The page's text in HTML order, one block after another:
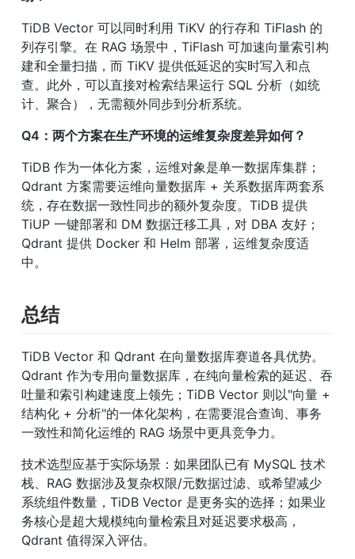
TiDB Vector 可以同时利用 TiKV 的行存和 TiFlash 的
列存引擎。在 RAG 场景中，TiFlash 可加速向量索引构
建和全量扫描，而 TiKV 提供低延迟的实时写入和点
查。此外，可以直接对检索结果运行 SQL 分析（如统
计、聚合），无需额外同步到分析系统。
Q4：两个方案在生产环境的运维复杂度差异如何？
TiDB 作为一体化方案，运维对象是单一数据库集群；
Qdrant 方案需要运维向量数据库 + 关系数据库两套系
统，存在数据一致性同步的额外复杂度。TiDB 提供
TiUP 一键部署和 DM 数据迁移工具，对 DBA 友好；
Qdrant 提供 Docker 和 Helm 部署，运维复杂度适
中。
总结
TiDB Vector 和 Qdrant 在向量数据库赛道各具优势。
Qdrant 作为专用向量数据库，在纯向量检索的延迟、吞
吐量和索引构建速度上领先；TiDB Vector 则以"向量 +
结构化 + 分析"的一体化架构，在需要混合查询、事务
一致性和简化运维的 RAG 场景中更具竞争力。
技术选型应基于实际场景：如果团队已有 MySQL 技术
栈、RAG 数据涉及复杂权限/元数据过滤、或希望减少
系统组件数量，TiDB Vector 是更务实的选择；如果业
务核心是超大规模纯向量检索且对延迟要求极高，
Qdrant 值得深入评估。